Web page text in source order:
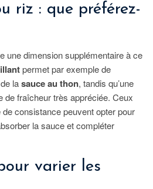
riz : que préférez-
une dimension supplémentaire à ce
permet par exemple de
lasauce au thon, tandis qu’une
de fraîcheur très appréciée. Ceux
consistance peuvent opter pour
la sauce et compléter
varier les